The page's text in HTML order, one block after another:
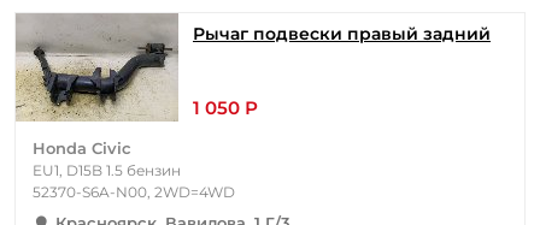
Рычаг подвески правый задний
1 050 Р
Honda Civic
EU1, D15B 1.5 бензин
52370-S6A-N00, 2WD=4WD